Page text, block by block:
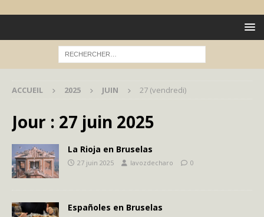
ACCUEIL 2025 JUIN 27 (vendredi)
Jour : 27 juin 2025
La Rioja en Bruselas
27 juin 2025 lavozdecharo 0
Españoles en Bruselas